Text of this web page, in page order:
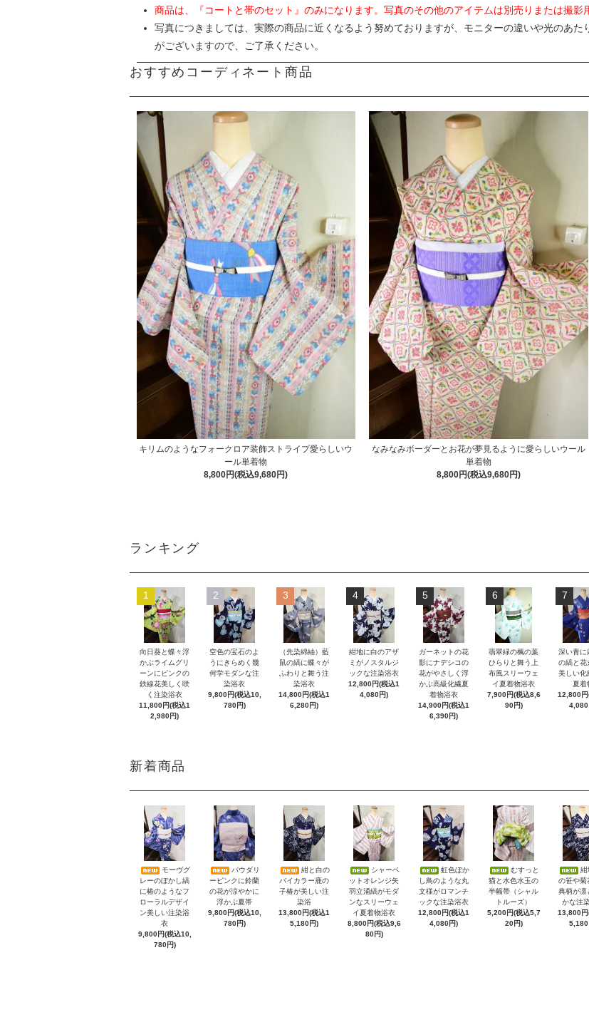
商品は、『コートと帯のセット』のみになります。写真のその他のアイテムは別売りまたは撮影
写真につきましては、実際の商品に近くなるよう努めておりますが、モニターの違いや光のあ
がございますので、ご了承ください。
おすすめコーディネート商品
キリムのようなフォークロア装飾ストライプ愛らしいウ
ール単着物
8,800円(税込9,680円)
なみなみボーダーとお花が夢見るように愛らしいウール
単着物
8,800円(税込9,680円)
ランキング
1
向日葵と蝶々浮
かぶライムグリ
ーンにピンクの
鉄線花美しく咲
く注染浴衣
11,800円(税込1
2,980円)
2
空色の宝石のよ
うにきらめく幾
何学モダンな注
染浴衣
9,800円(税込10,
780円)
3
（先染綿紬）藍
鼠の縞に蝶々が
ふわりと舞う注
染浴衣
14,800円(税込1
6,280円)
4
紺地に白のアザ
ミがノスタルジ
ックな注染浴衣
12,800円(税込1
4,080円)
5
ガーネットの花
影にナデシコの
花がやさしく浮
かぶ高級化繊夏
着物浴衣
14,900円(税込1
6,390円)
6
翡翠緑の楓の葉
ひらりと舞う上
布風スリーウェ
イ夏着物浴衣
7,900円(税込8,6
90円)
7
深い青に
の縞と花
美しい化
夏着
12,800円
4,080
新着商品
モーヴグ
レーのぼかし縞
に椿のようなフ
ローラルデザイ
ン美しい注染浴
衣
9,800円(税込10,
780円)
パウダリ
ーピンクに鈴蘭
の花が涼やかに
浮かぶ夏帯
9,800円(税込10,
780円)
紺と白の
バイカラー鹿の
子椿が美しい注
染浴
13,800円(税込1
5,180円)
シャーベ
ットオレンジ矢
羽立涌縞がモダ
ンなスリーウェ
イ夏着物浴衣
8,800円(税込9,6
80円)
虹色ぼか
し鳥のような丸
文様がロマンチ
ックな注染浴衣
12,800円(税込1
4,080円)
むすっと
猫と水色水玉の
半幅帯（シャル
トルーズ）
5,200円(税込5,7
20円)
紺
の笹や菊
典柄が凛
かな注
13,800円
5,180